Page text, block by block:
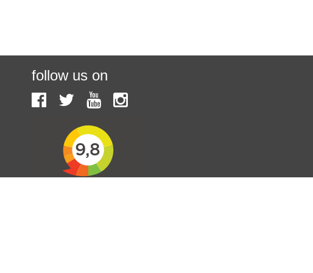
follow us on